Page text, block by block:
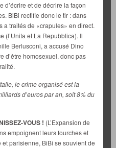
d’écrire et de décrire la façon
BiBi rectifie donc le tir : dans
a traités de «crapules» en direct.
(l’Unita et La Repubblica). Il
Berlusconi, a accusé Dino
d’être homosexuel, donc pas
le crime organisé est la
d’euros par an, soit 8% du
VOUS ! (L’Expansion de
empoignent leurs fourches et
parisienne, BiBi se souvient de